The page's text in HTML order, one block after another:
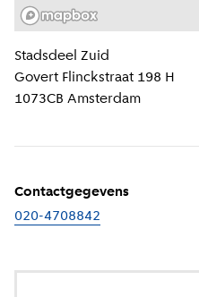
Locatiegegevens
Stadsdeel Zuid
Govert Flinckstraat 198 H
1073CB Amsterdam
Contactgegevens
020-4708842